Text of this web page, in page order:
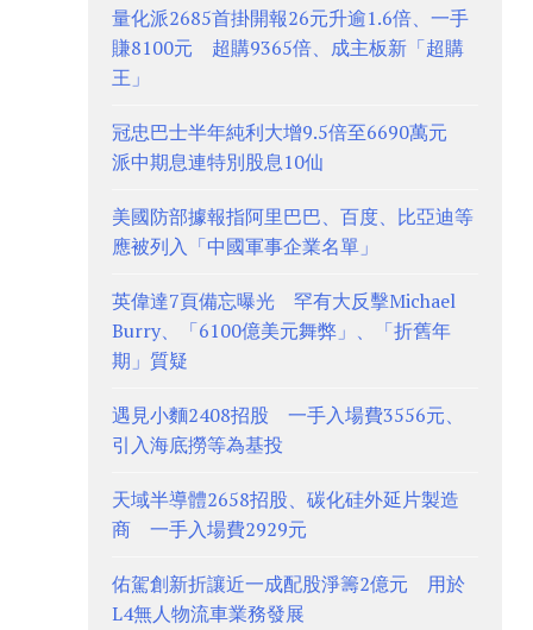
量化派2685首掛開報26元升逾1.6倍、一手
賺8100元 超購9365倍、成主板新「超購
王」
冠忠巴士半年純利大增9.5倍至6690萬元
派中期息連特別股息10仙
美國防部據報指阿里巴巴、百度、比亞迪等
應被列入「中國軍事企業名單」
英偉達7頁備忘曝光 罕有大反擊Michael
Burry、「6100億美元舞弊」、「折舊年
期」質疑
遇見小麵2408招股 一手入場費3556元、
引入海底撈等為基投
天域半導體2658招股、碳化硅外延片製造
商 一手入場費2929元
佑駕創新折讓近一成配股淨籌2億元 用於
L4無人物流車業務發展